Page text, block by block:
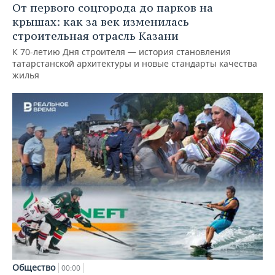
От первого соцгорода до парков на
крышах: как за век изменилась
строительная отрасль Казани
К 70-летию Дня строителя — история становления
татарстанской архитектуры и новые стандарты качества
жилья
Общество 00:00